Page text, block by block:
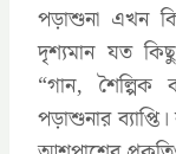
পড়াশুনা এখন
দৃশ্যমান যত
“গান, শৈল্পিক
পড়াশুনার